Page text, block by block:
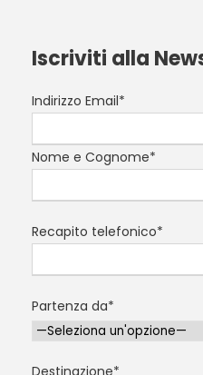
Iscriviti alla
Indirizzo Email*
Nome e Cognome*
Recapito telefonico*
Partenza da*
Destinazione*